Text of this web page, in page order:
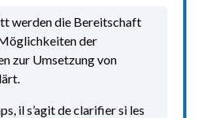
werden die Bereitschaft
der
zur Umsetzung von
il s’agit de clarifier si les